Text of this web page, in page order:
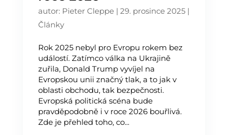
autor: Pieter Cleppe| 29. prosince 2025|
Články
Rok 2025 nebyl pro Evropu rokem bez
událostí. Zatímco válka na Ukrajině
zuřila, Donald Trump vyvíjel na
Evropskou unii značný tlak, a to jak v
oblasti obchodu, tak bezpečnosti.
Evropská politická scéna bude
pravděpodobně i v roce 2026 bouřlivá.
Zde je přehled toho, co...